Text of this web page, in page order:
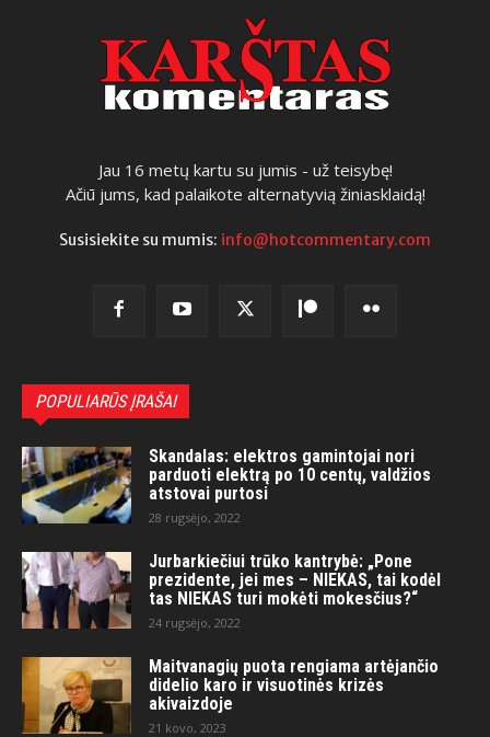
Jau 16 metų kartu su jumis - už teisybę!
Ačiū jums, kad palaikote alternatyvią žiniasklaidą!
Susisiekite su mumis: info@hotcommentary.com
POPULIARŪS ĮRAŠAI
Skandalas: elektros gamintojai nori
parduoti elektrą po 10 centų, valdžios
atstovai purtosi
28 rugsėjo, 2022
Jurbarkiečiui trūko kantrybė: „Pone
prezidente, jei mes – NIEKAS, tai kodėl
tas NIEKAS turi mokėti mokesčius?“
24 rugsėjo, 2022
Maitvanagių puota rengiama artėjančio
didelio karo ir visuotinės krizės
akivaizdoje
21 kovo, 2023